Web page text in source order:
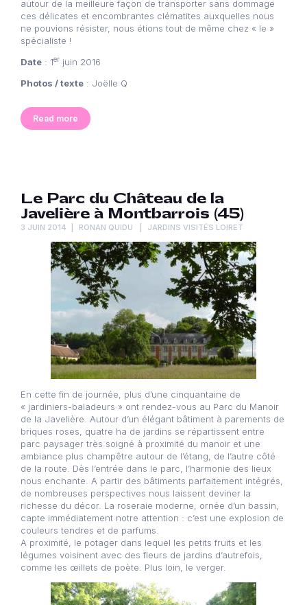
autour de la meilleure façon de transporter sans dommage
ces délicates et encombrantes clématites auxquelles nous
ne pouvions résister, nous étions tout de même chez « le »
spécialiste !
Date : 1er juin 2016
Photos / texte : Joëlle Q
Read more
Le Parc du Château de la
Javelière à Montbarrois (45)
3 JUIN 2014 RONAN QUIDU JARDINS VISITÉS LOIRET
En cette fin de journée, plus d’une cinquantaine de
« jardiniers-baladeurs » ont rendez-vous au Parc du Manoir
de la Javelière. Autour d’un élégant bâtiment à parements de
briques roses, quatre ha de jardins se répartissent entre
parc paysager très soigné à proximité du manoir et une
ambiance plus champêtre autour de l’étang, de l’autre côté
de la route. Dès l’entrée dans le parc, l’harmonie des lieux
nous enchante. A partir des bâtiments parfaitement intégrés,
de nombreuses perspectives nous laissent deviner la
richesse du décor. La roseraie moderne, ornée d’un bassin,
capte immédiatement notre attention : c’est une explosion de
couleurs tendres et de parfums.
A proximité, le potager dans lequel les petits fruits et les
légumes voisinent avec des fleurs de jardins d’autrefois,
comme les œillets de poète. Plus loin, le verger.